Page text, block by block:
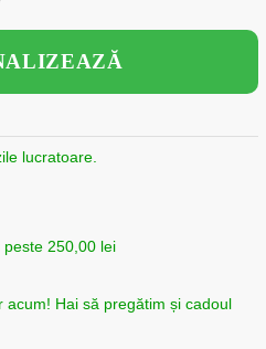
lucratoare.
250,00 lei
acum! Hai să pregătim și cadoul